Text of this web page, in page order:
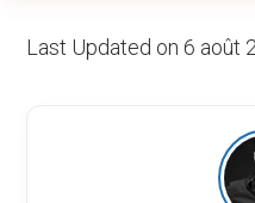
Last Updated on 6 août